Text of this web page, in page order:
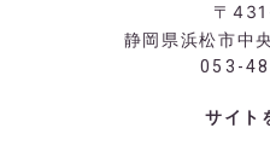
〒
静岡県浜松市中
053-
サイト